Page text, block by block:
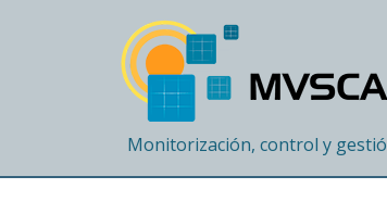
Monitorización, control y